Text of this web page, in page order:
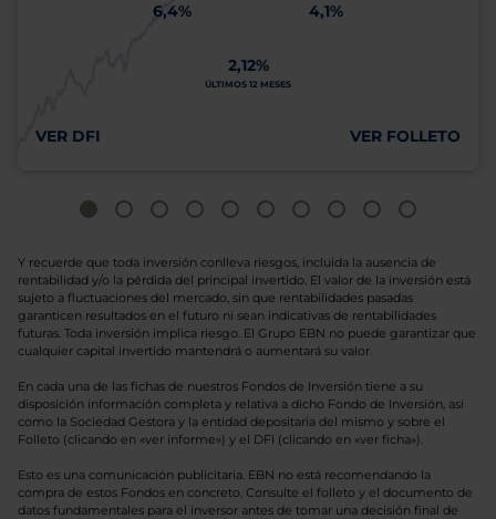
6,4% 4,1%
2,12%
ÚLTIMOS 12 MESES
VER DFI VER FOLLETO
Y recuerde que toda inversión conlleva riesgos, incluida la ausencia de
rentabilidad y/o la pérdida del principal invertido. El valor de la inversión está
sujeto a fluctuaciones del mercado, sin que rentabilidades pasadas
garanticen resultados en el futuro ni sean indicativas de rentabilidades
futuras. Toda inversión implica riesgo. El Grupo EBN no puede garantizar que
cualquier capital invertido mantendrá o aumentará su valor.
En cada una de las fichas de nuestros Fondos de Inversión tiene a su
disposición información completa y relativa a dicho Fondo de Inversión, así
como la Sociedad Gestora y la entidad depositaria del mismo y sobre el
Folleto (clicando en «ver informe») y el DFI (clicando en «ver ficha»).
Esto es una comunicación publicitaria. EBN no está recomendando la
compra de estos Fondos en concreto. Consulte el folleto y el documento de
datos fundamentales para el inversor antes de tomar una decisión final de